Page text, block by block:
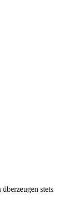
stets